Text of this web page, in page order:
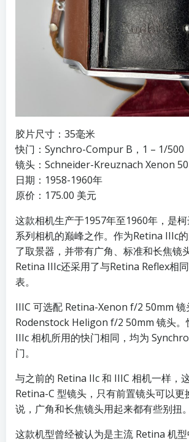
胶片尺寸：35毫米
快门：Synchro-Compur B，1 – 1/500
镜头：Schneider-Kreuznach Xenon
日期：1958-1960年
原价：175.00 美元
这款相机生产于1957年至1960年，是
系列相机的巅峰之作。作为Retina IIIc
了取景器，并带有广角、标准和长焦镜
Retina IIIc还采用了与Retina Reflex相
表。
IIIC 可选配 Retina-Xenon f/2 50mm 镜
Rodenstock Heligon f/2 50mm 镜头。
IIIc 相机所用的快门相同，均为
门。
与之前的 Retina IIc 和 IIIC 相机一样，
Retina-C 型镜头，只有前置镜头可以更
说，广角和长焦镜头用起来都有些别扭。
这款机型曾经被认为是主流 Retina 机型